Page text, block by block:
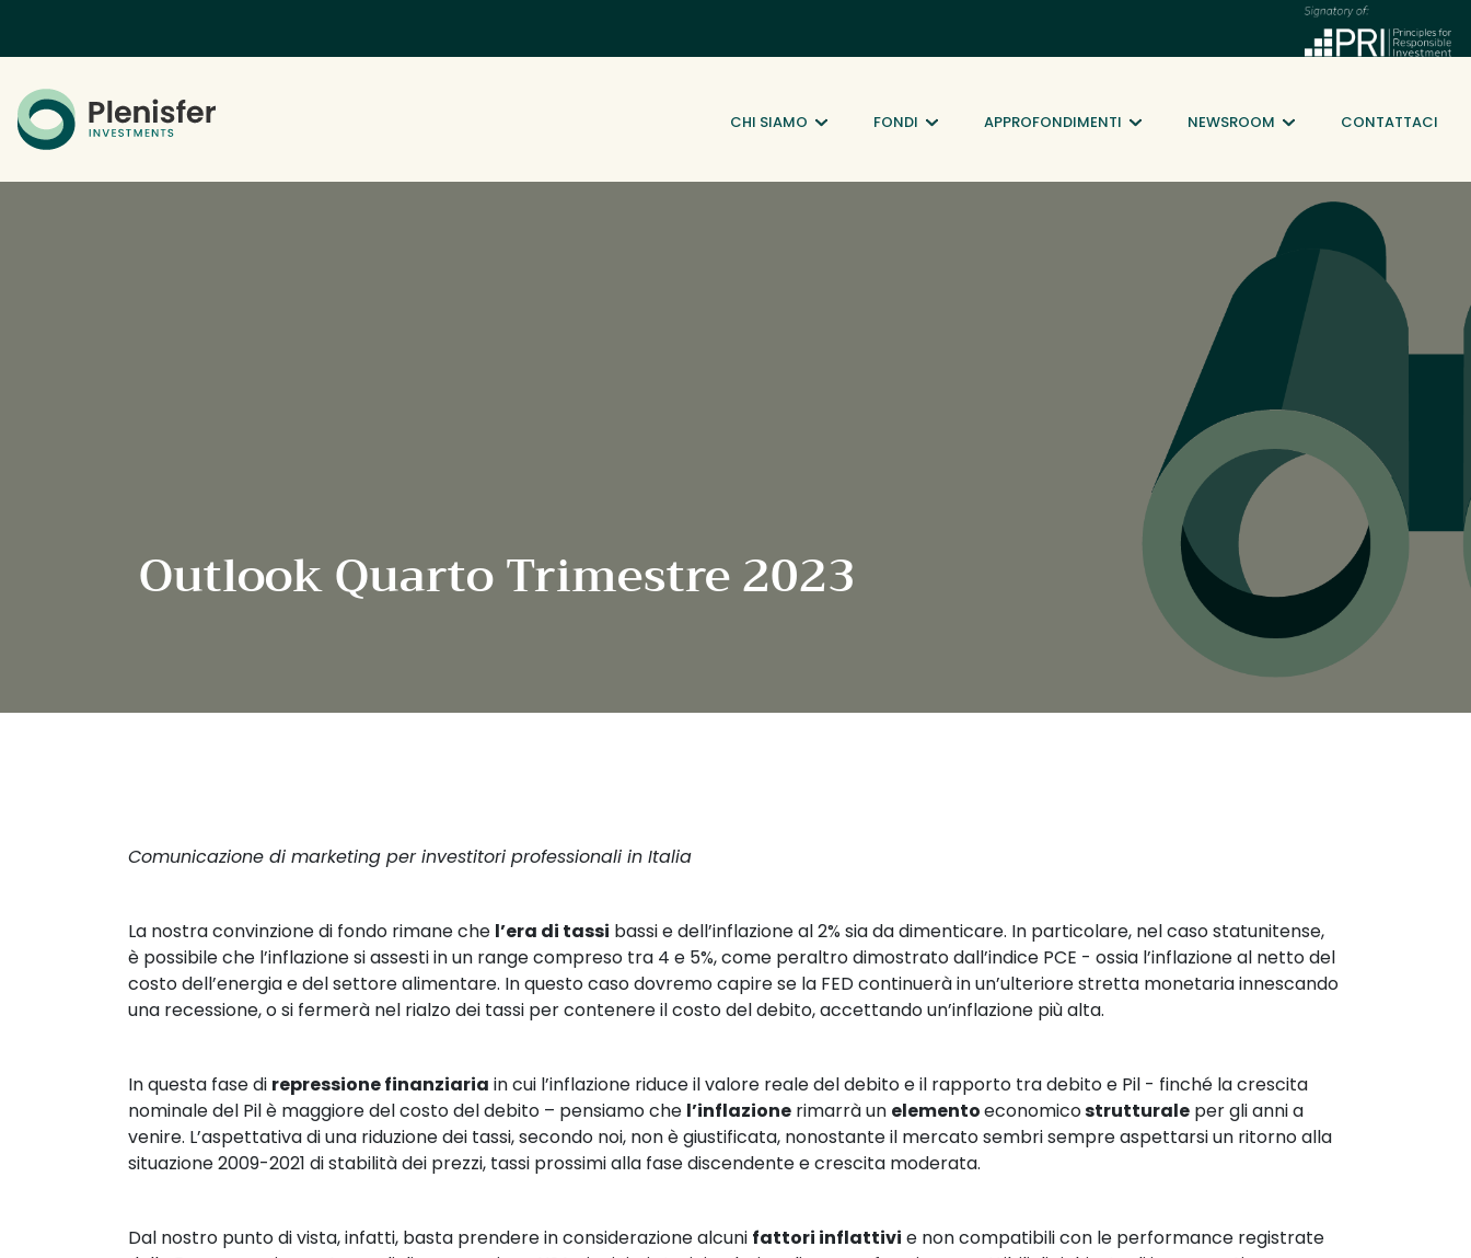
CHI SIAMO FONDI APPROFONDIMENTI NEWSROOM CONTATTACI
Outlook Quarto Trimestre 2023
Comunicazione di marketing per investitori professionali in Italia
La nostra convinzione di fondo rimane che l’era di tassi bassi e dell’inflazione al 2% sia da dimenticare. In particolare, nel caso statunitense,
è possibile che l’inflazione si assesti in un range compreso tra 4 e 5%, come peraltro dimostrato dall’indice PCE - ossia l’inflazione al netto del
costo dell’energia e del settore alimentare. In questo caso dovremo capire se la FED continuerà in un’ulteriore stretta monetaria innescando
una recessione, o si fermerà nel rialzo dei tassi per contenere il costo del debito, accettando un’inflazione più alta.
In questa fase di repressione finanziaria in cui l’inflazione riduce il valore reale del debito e il rapporto tra debito e Pil - finché la crescita
nominale del Pil è maggiore del costo del debito – pensiamo che l’inflazione rimarrà un elemento economico strutturale per gli anni a
venire. L’aspettativa di una riduzione dei tassi, secondo noi, non è giustificata, nonostante il mercato sembri sempre aspettarsi un ritorno alla
situazione 2009-2021 di stabilità dei prezzi, tassi prossimi alla fase discendente e crescita moderata.
Dal nostro punto di vista, infatti, basta prendere in considerazione alcuni fattori inflattivi e non compatibili con le performance registrate